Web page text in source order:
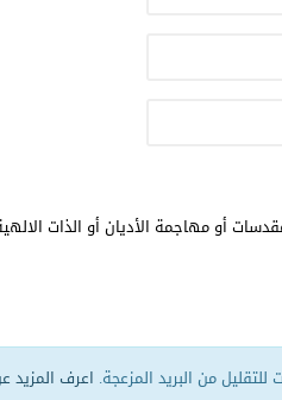
أو مهاجمة الأديان أو الذات
من البريد المزعجة. اعرف المزيد